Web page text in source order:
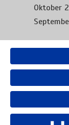
Oktober